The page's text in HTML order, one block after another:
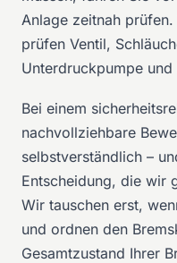
Anlage zeitnah
prüfen Ventil,
Unterdruckpumpe
Bei einem
nachvollziehbare
selbstverständlich –
Entscheidung, die wir
Wir tauschen erst,
und ordnen den
Gesamtzustand Ihrer